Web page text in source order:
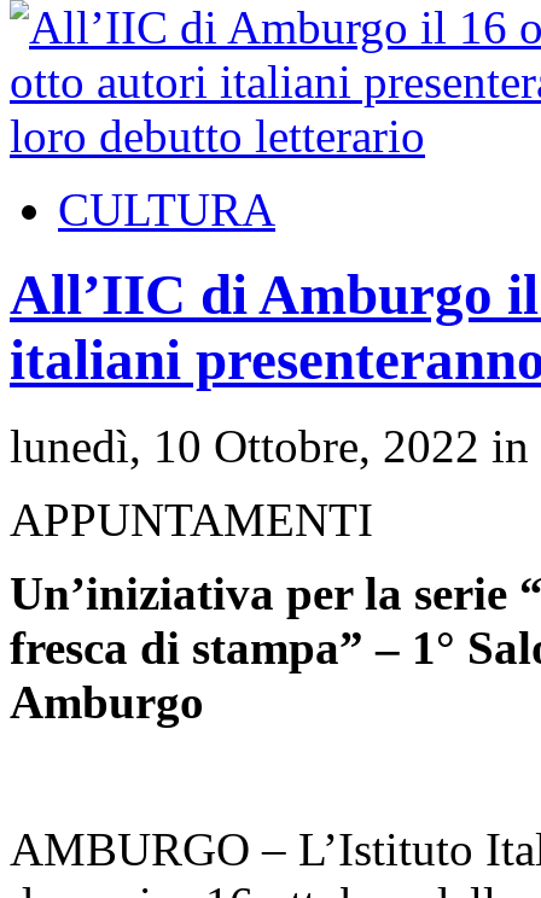
CULTURA
All’IIC di Amburgo
italiani
lunedì, 10 Ottobre, 2022 in
APPUNTAMENTI
Un’iniziativa per la serie
fresca di stampa” – 1°
Amburgo
AMBURGO – L’Istituto